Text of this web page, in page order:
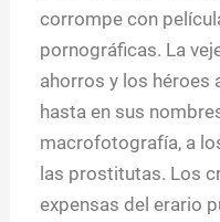
corrompe con
pornográficas. La
ahorros y los héroes
hasta en sus
macrofotografía, a
las prostitutas. Los
expensas del erario